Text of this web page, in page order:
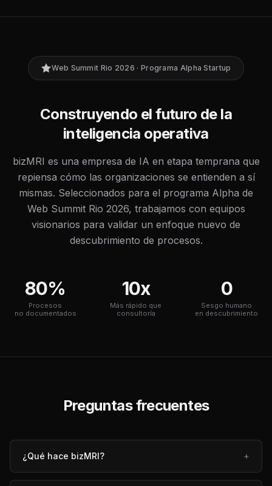
Web Summit Rio 2026 · Programa Alpha Startup
Construyendo el futuro de la
inteligencia operativa
bizMRI es una empresa de IA en etapa temprana que
repiensa cómo las organizaciones se entienden a sí
mismas. Seleccionados para el programa Alpha de
Web Summit Rio 2026, trabajamos con equipos
visionarios para validar un enfoque nuevo de
descubrimiento de procesos.
80%
Procesos
no documentados
10x
Más rápido que
consultoría
0
Sesgo humano
en descubrimiento
Preguntas frecuentes
¿Qué hace bizMRI? +